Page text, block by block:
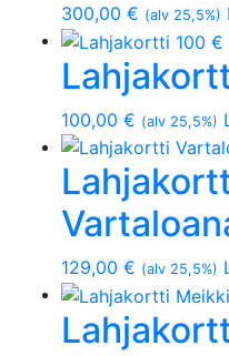
300,00 € (alv 25,5%)
100,00 € (alv 25,5%)
129,00 € (alv 25,5%)